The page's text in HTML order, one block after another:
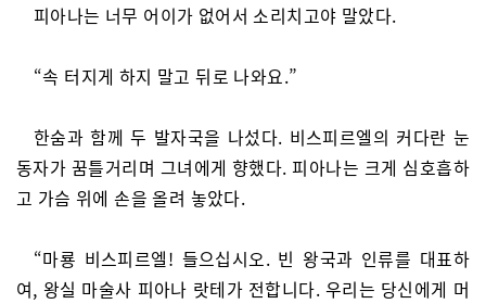
피아나는 너무 어이가 없어서 소리치고야 말았다.
“속 터지게 하지 말고 뒤로 나와요.”
한숨과 함께 두 발자국을 나섰다. 비스피르엘의 커다란 눈
동자가 꿈틀거리며 그녀에게 향했다. 피아나는 크게 심호흡하
고 가슴 위에 손을 올려 놓았다.
“마룡 비스피르엘! 들으십시오. 빈 왕국과 인류를 대표하
여, 왕실 마술사 피아나 랏테가 전합니다. 우리는 당신에게 머